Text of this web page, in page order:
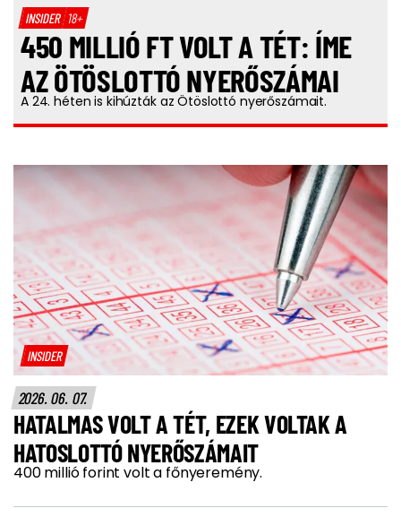
INSIDER 18+
450 MILLIÓ FT VOLT A TÉT: ÍME
AZ ÖTÖSLOTTÓ NYERŐSZÁMAI
A 24. héten is kihúzták az Ötöslottó nyerőszámait.
INSIDER
2026. 06. 07.
HATALMAS VOLT A TÉT, EZEK VOLTAK A
HATOSLOTTÓ NYERŐSZÁMAIT
400 millió forint volt a főnyeremény.